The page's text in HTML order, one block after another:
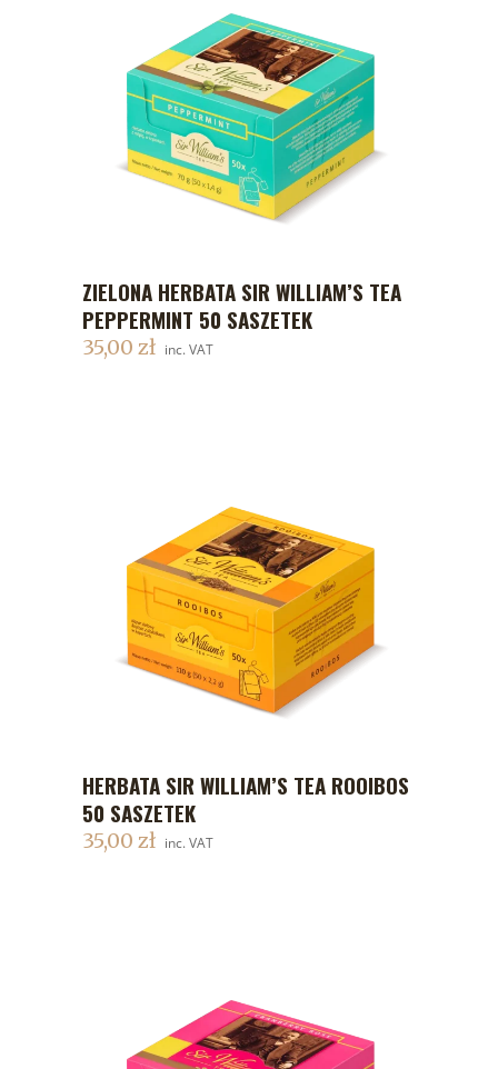
DODAJ DO KOSZYKA
ZIELONA HERBATA SIR WILLIAM’S TEA
PEPPERMINT 50 SASZETEK
35,00 zł inc. VAT
DODAJ DO KOSZYKA
HERBATA SIR WILLIAM’S TEA ROOIBOS
50 SASZETEK
35,00 zł inc. VAT